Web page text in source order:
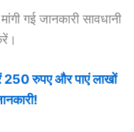
गई जानकारी सावधानी
250 रुपए और पाएं लाखों